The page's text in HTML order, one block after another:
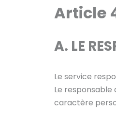
Article
A. LE
Le service
Le
caractère